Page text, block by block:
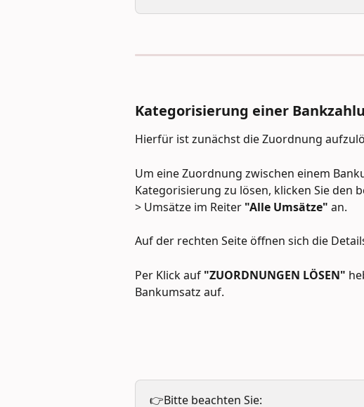
Kategorisierung einer
Hierfür ist zunächst die Zuordnung
Um eine Zuordnung zwischen einem
Kategorisierung zu lösen, klicken Sie den
> Umsätze im Reiter "Alle Umsätze" an.
Auf der rechten Seite öffnen sich die
Per Klick auf "ZUORDNUNGEN LÖSEN"
Bankumsatz auf.
👉Bitte beachten Sie: